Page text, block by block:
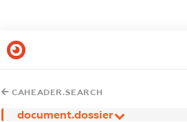
CAHEADER.SEARCH
document.dossier